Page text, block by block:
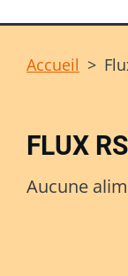
Accueil >
FLUX
Aucune